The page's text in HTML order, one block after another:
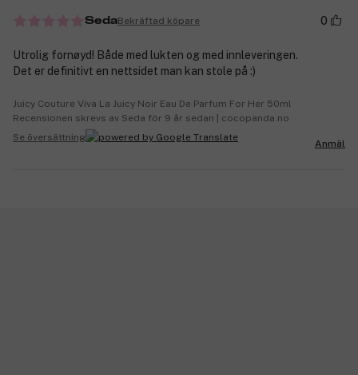
SedaBekräftad köpare 0
Utrolig fornøyd! Både med lukten og med innleveringen.
Det er definitivt en nettsidet man kan stole på :)
Juicy Couture Viva La Juicy Noir Eau De Parfum For Her 50ml
Recensionen skrevs av Seda för 9 år sedan | cocopanda.no
Se översättning
Anmäl